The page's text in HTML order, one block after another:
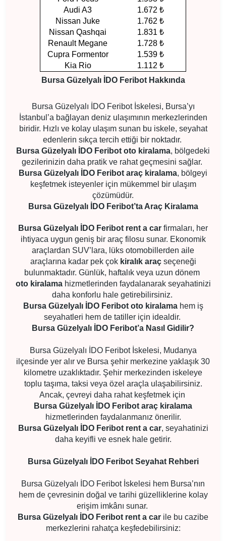
Audi A3
1.672 ₺
Nissan Juke
1.762 ₺
Nissan Qashqai
1.831 ₺
Renault Megane
1.728 ₺
Cupra Formentor
1.539 ₺
Kia Rio
1.112 ₺
Bursa Güzelyalı İDO Feribot Hakkında
Bursa Güzelyalı İDO Feribot İskelesi, Bursa’yı
İstanbul’a bağlayan deniz ulaşımının merkezlerinden
biridir. Hızlı ve kolay ulaşım sunan bu iskele, seyahat
edenlerin sıkça tercih ettiği bir noktadır.
Bursa Güzelyalı İDO Feribot oto kiralama, bölgedeki
gezilerinizin daha pratik ve rahat geçmesini sağlar.
Bursa Güzelyalı İDO Feribot araç kiralama, bölgeyi
keşfetmek isteyenler için mükemmel bir ulaşım
çözümüdür.
Bursa Güzelyalı İDO Feribot’ta Araç Kiralama
Bursa Güzelyalı İDO Feribot rent a car firmaları, her
ihtiyaca uygun geniş bir araç filosu sunar. Ekonomik
araçlardan SUV’lara, lüks otomobillerden aile
araçlarına kadar pek çok kiralık araçseçeneği
bulunmaktadır. Günlük, haftalık veya uzun dönem
oto kiralamahizmetlerinden faydalanarak seyahatinizi
daha konforlu hale getirebilirsiniz.
Bursa Güzelyalı İDO Feribot oto kiralamahem iş
seyahatleri hem de tatiller için idealdir.
Bursa Güzelyalı İDO Feribot’a Nasıl Gidilir?
Bursa Güzelyalı İDO Feribot İskelesi, Mudanya
ilçesinde yer alır ve Bursa şehir merkezine yaklaşık 30
kilometre uzaklıktadır. Şehir merkezinden iskeleye
toplu taşıma, taksi veya özel araçla ulaşabilirsiniz.
Ancak, çevreyi daha rahat keşfetmek için
Bursa Güzelyalı İDO Feribot araç kiralama
hizmetlerinden faydalanmanız önerilir.
Bursa Güzelyalı İDO Feribot rent a car, seyahatinizi
daha keyifli ve esnek hale getirir.
Bursa Güzelyalı İDO Feribot Seyahat Rehberi
Bursa Güzelyalı İDO Feribot İskelesi hem Bursa’nın
hem de çevresinin doğal ve tarihi güzelliklerine kolay
erişim imkânı sunar.
Bursa Güzelyalı İDO Feribot rent a car ile bu cazibe
merkezlerini rahatça keşfedebilirsiniz: